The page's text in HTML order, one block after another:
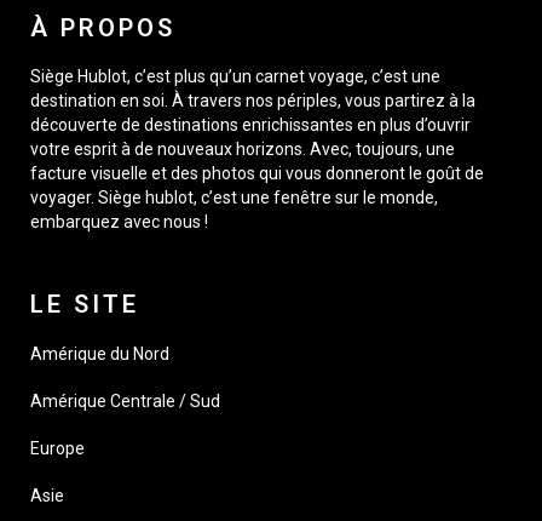
À PROPOS
Siège Hublot, c’est plus qu’un carnet voyage, c’est une
destination en soi. À travers nos périples, vous partirez à la
découverte de destinations enrichissantes en plus d’ouvrir
votre esprit à de nouveaux horizons. Avec, toujours, une
facture visuelle et des photos qui vous donneront le goût de
voyager. Siège hublot, c’est une fenêtre sur le monde,
embarquez avec nous !
LE SITE
Amérique du Nord
Amérique Centrale / Sud
Europe
Asie